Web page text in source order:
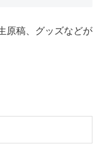
原稿、グッズなどが